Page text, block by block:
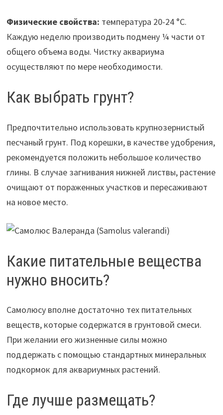
Физические свойства: температура 20-24 °С.
Каждую неделю производить подмену ¼ части от
общего объема воды. Чистку аквариума
осуществляют по мере необходимости.
Как выбрать грунт?
Предпочтительно использовать крупнозернистый
песчаный грунт. Под корешки, в качестве удобрения,
рекомендуется положить небольшое количество
глины. В случае загнивания нижней листвы, растение
очищают от пораженных участков и пересаживают
на новое место.
Какие питательные вещества
нужно вносить?
Самолюсу вполне достаточно тех питательных
веществ, которые содержатся в грунтовой смеси.
При желании его жизненные силы можно
поддержать с помощью стандартных минеральных
подкормок для аквариумных растений.
Где лучше размещать?